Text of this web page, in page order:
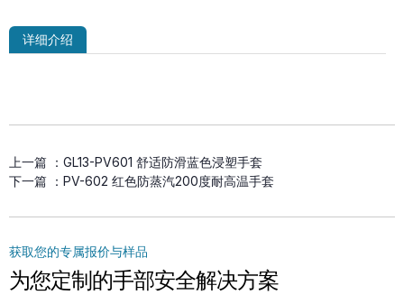
手套
详细介绍
上一篇 ： GL13-PV601 舒适防滑蓝色浸塑手套
下一篇 ： PV-602 红色防蒸汽200度耐高温手套
获取您的专属报价与样品
为您定制的手部安全解决方案